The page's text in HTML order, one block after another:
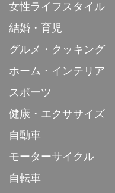
女性ライフスタイル
結婚・育児
グルメ・クッキング
ホーム・インテリア
スポーツ
健康・エクササイズ
自動車
モーターサイクル
自転車